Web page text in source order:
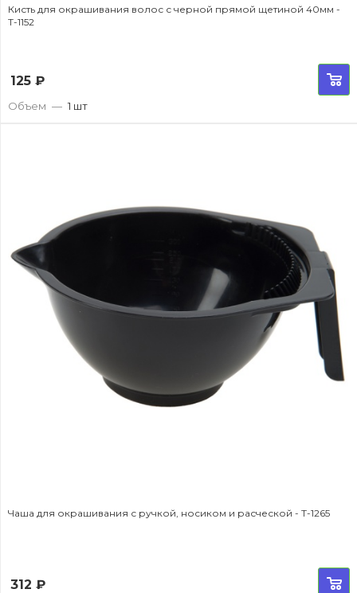
Кисть для окрашивания волос с черной прямой щетиной 40мм -
T-1152
125 ₽
Объем — 1 шт
Чаша для окрашивания с ручкой, носиком и расческой - T-1265
312 ₽